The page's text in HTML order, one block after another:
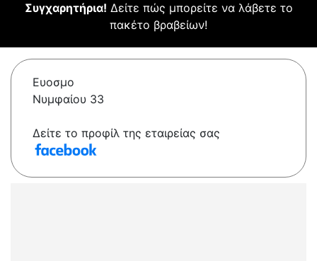
Συγχαρητήρια! Δείτε πώς μπορείτε να λάβετε το
πακέτο βραβείων!
Ευοσμο
Νυμφαίου 33
Δείτε το προφίλ της εταιρείας σας